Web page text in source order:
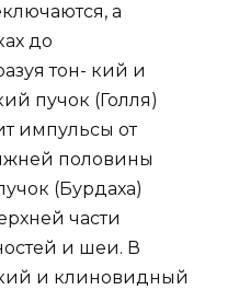
а
до
тон- кий и
пучок (Голля)
импульсы от
половины
(Бурдаха)
части
и шеи. В
и клиновидный